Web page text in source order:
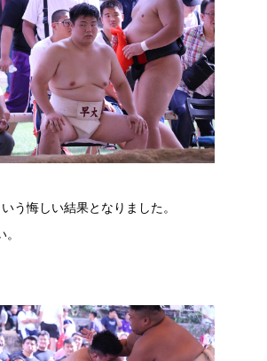
う悔しい結果となりました。